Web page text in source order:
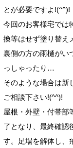
とが必要ですよ!(^^)!
今回のお客様宅では
換等はせず塗り替え
裏側の方の雨樋がい
っしゃったり…
そのような場合は新
ご相談下さい!(^^)!
屋根・外壁・付帯部
了となり、最終確認
す。足場を解体し、